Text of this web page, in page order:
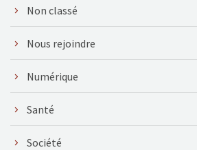
Non classé
Nous rejoindre
Numérique
Santé
Société